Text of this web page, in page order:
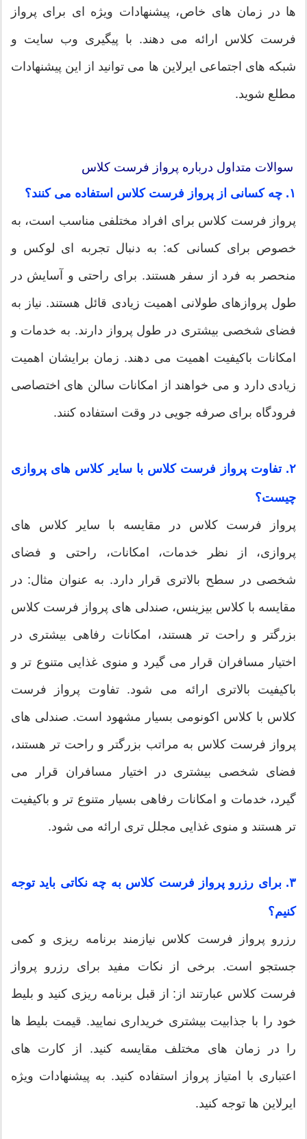
ها در زمان های خاص، پیشنهادات ویژه ای برای پرواز
فرست کلاس ارائه می دهند. با پیگیری وب سایت و
شبکه های اجتماعی ایرلاین ها می توانید از این پیشنهادات
مطلع شوید.
سوالات متداول درباره پرواز فرست کلاس
۱. چه کسانی از پرواز فرست کلاس استفاده می کنند؟
پرواز فرست کلاس برای افراد مختلفی مناسب است، به
خصوص برای کسانی که: به دنبال تجربه ای لوکس و
منحصر به فرد از سفر هستند. برای راحتی و آسایش در
طول پروازهای طولانی اهمیت زیادی قائل هستند. نیاز به
فضای شخصی بیشتری در طول پرواز دارند. به خدمات و
امکانات باکیفیت اهمیت می دهند. زمان برایشان اهمیت
زیادی دارد و می خواهند از امکانات سالن های اختصاصی
فرودگاه برای صرفه جویی در وقت استفاده کنند.
۲. تفاوت پرواز فرست کلاس با سایر کلاس های پروازی
چیست؟
پرواز فرست کلاس در مقایسه با سایر کلاس های
پروازی، از نظر خدمات، امکانات، راحتی و فضای
شخصی در سطح بالاتری قرار دارد. به عنوان مثال: در
مقایسه با کلاس بیزینس، صندلی های پرواز فرست کلاس
بزرگتر و راحت تر هستند، امکانات رفاهی بیشتری در
اختیار مسافران قرار می گیرد و منوی غذایی متنوع تر و
باکیفیت بالاتری ارائه می شود. تفاوت پرواز فرست
کلاس با کلاس اکونومی بسیار مشهود است. صندلی های
پرواز فرست کلاس به مراتب بزرگتر و راحت تر هستند،
فضای شخصی بیشتری در اختیار مسافران قرار می
گیرد، خدمات و امکانات رفاهی بسیار متنوع تر و باکیفیت
تر هستند و منوی غذایی مجلل تری ارائه می شود.
۳. برای رزرو پرواز فرست کلاس به چه نکاتی باید توجه
کنیم؟
رزرو پرواز فرست کلاس نیازمند برنامه ریزی و کمی
جستجو است. برخی از نکات مفید برای رزرو پرواز
فرست کلاس عبارتند از: از قبل برنامه ریزی کنید و بلیط
خود را با جذابیت بیشتری خریداری نمایید. قیمت بلیط ها
را در زمان های مختلف مقایسه کنید. از کارت های
اعتباری با امتیاز پرواز استفاده کنید. به پیشنهادات ویژه
ایرلاین ها توجه کنید.